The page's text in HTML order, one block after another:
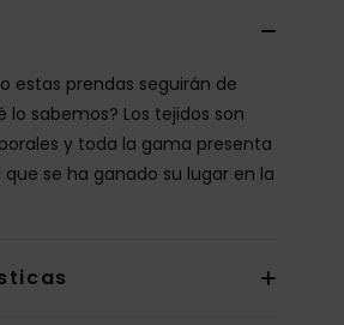
estas prendas seguirán de
lo sabemos? Los tejidos son
y toda la gama presenta
se ha ganado su lugar en la